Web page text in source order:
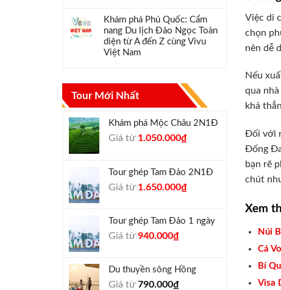
Khám phá Phú Quốc: Cẩm
nang Du lịch Đảo Ngọc Toàn
diện từ A đến Z cùng Vivu
Việt Nam
Tour Mới Nhất
Khám phá Mộc Châu 2N1Đ
Giá từ Giá
1.300.000₫.
1.050.000₫Giá
là:
Tour ghép Tam Đảo 2N1Đ
Giá từ Giá
1.800.000₫.
1.650.000₫Giá
là:
Tour ghép Tam Đảo 1 ngày
Giá từGiá
1.000.000₫.
940.000₫Giá
là:
Du thuyền sông Hồng
Giá từ790.000₫
Việc di
chọn
nên dễ
Nếu
qua
khá
Đối với
Đống
bạn rẽ
chút
Xem
Núi
Cá
Bí
Visa